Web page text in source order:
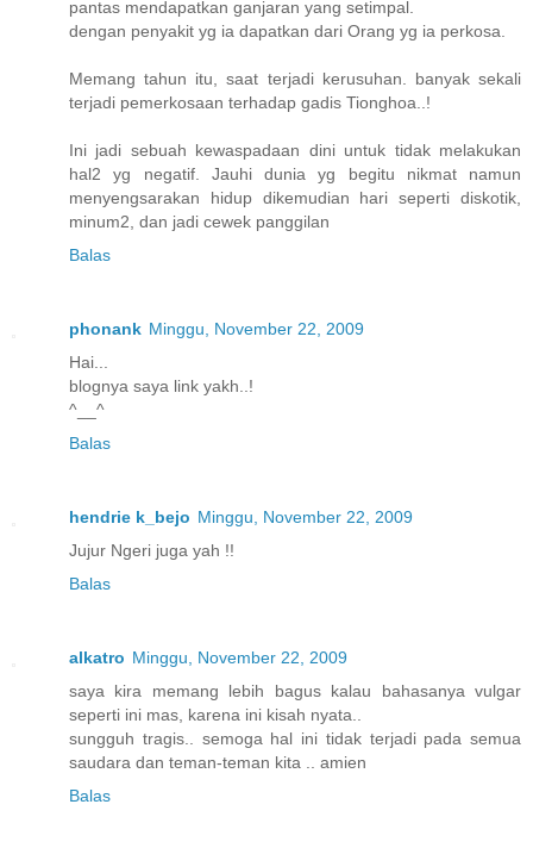
pantas mendapatkan ganjaran yang setimpal.
dengan penyakit yg ia dapatkan dari Orang yg ia perkosa.
Memang tahun itu, saat terjadi kerusuhan. banyak sekali
terjadi pemerkosaan terhadap gadis Tionghoa..!
Ini jadi sebuah kewaspadaan dini untuk tidak melakukan
hal2 yg negatif. Jauhi dunia yg begitu nikmat namun
menyengsarakan hidup dikemudian hari seperti diskotik,
minum2, dan jadi cewek panggilan
Balas
phonank Minggu, November 22, 2009
Hai...
blognya saya link yakh..!
^__^
Balas
hendrie k_bejo Minggu, November 22, 2009
Jujur Ngeri juga yah !!
Balas
alkatro Minggu, November 22, 2009
saya kira memang lebih bagus kalau bahasanya vulgar
seperti ini mas, karena ini kisah nyata..
sungguh tragis.. semoga hal ini tidak terjadi pada semua
saudara dan teman-teman kita .. amien
Balas